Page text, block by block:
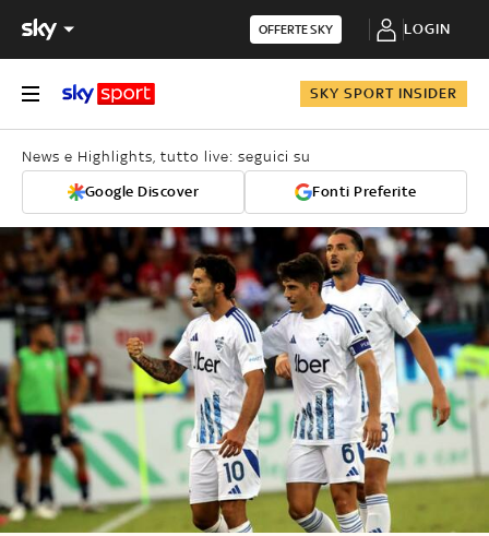
OFFERTE SKY LOGIN
SKY SPORT INSIDER
News e Highlights, tutto live: seguici su
Google Discover Fonti Preferite